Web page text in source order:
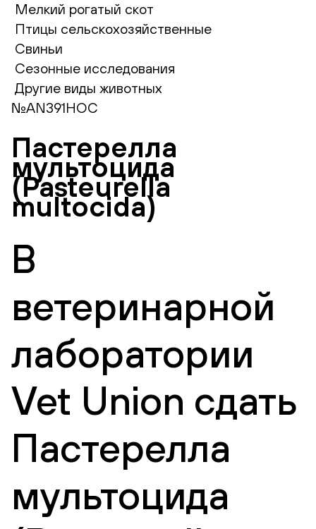
Мелкий рогатый скот
Птицы сельскохозяйственные
Свиньи
Сезонные исследования
Другие виды животных
№AN391НОС
Пастерелла
мультоцида
(Pasteurella
multocida)
В
ветеринарной
лаборатории
Vet Union сдать
Пастерелла
мультоцида